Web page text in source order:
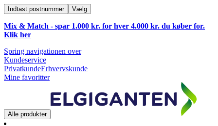
Indtast postnummer Vælg
Mix & Match - spar 1.000 kr. for hver 4.000 kr. du køber for.
Klik her
Spring navigationen over
Kundeservice
PrivatkundeErhvervskunde
Mine favoritter
Alle produkter